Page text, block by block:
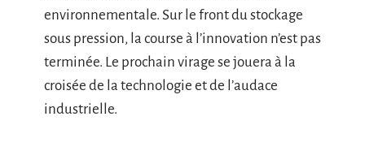
environnementale. Sur le front du stockage
sous pression, la course à l’innovation n’est pas
terminée. Le prochain virage se jouera à la
croisée de la technologie et de l’audace
industrielle.